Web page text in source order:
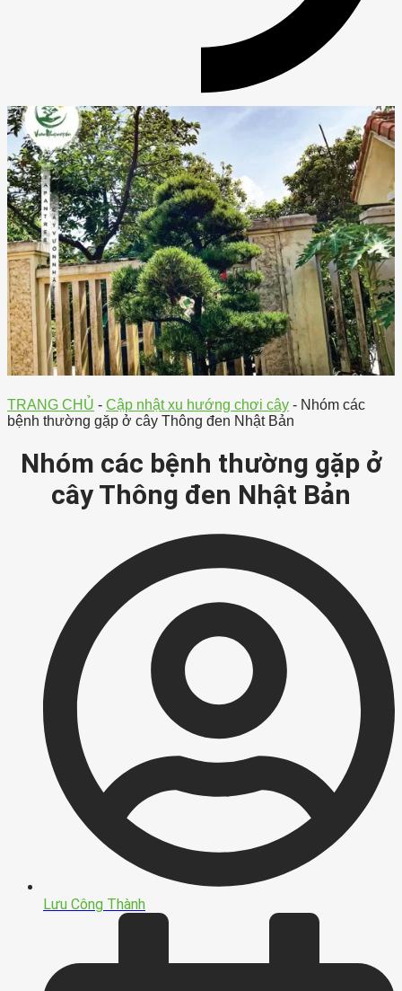
TRANG CHỦ - Cập nhật xu hướng chơi cây - Nhóm các
bệnh thường gặp ở cây Thông đen Nhật Bản
Nhóm các bệnh thường gặp ở
cây Thông đen Nhật Bản
Lưu Công Thành